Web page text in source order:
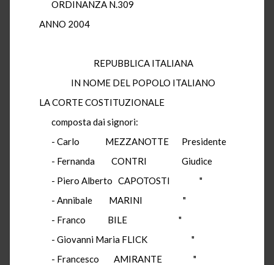
ORDINANZA N.309
ANNO 2004
REPUBBLICA ITALIANA
IN NOME DEL POPOLO ITALIANO
LA CORTE COSTITUZIONALE
composta dai signori:
- Carlo MEZZANOTTE Presidente
- Fernanda CONTRI Giudice
- Piero Alberto CAPOTOSTI "
- Annibale MARINI "
- Franco BILE "
- Giovanni Maria FLICK "
- Francesco AMIRANTE "